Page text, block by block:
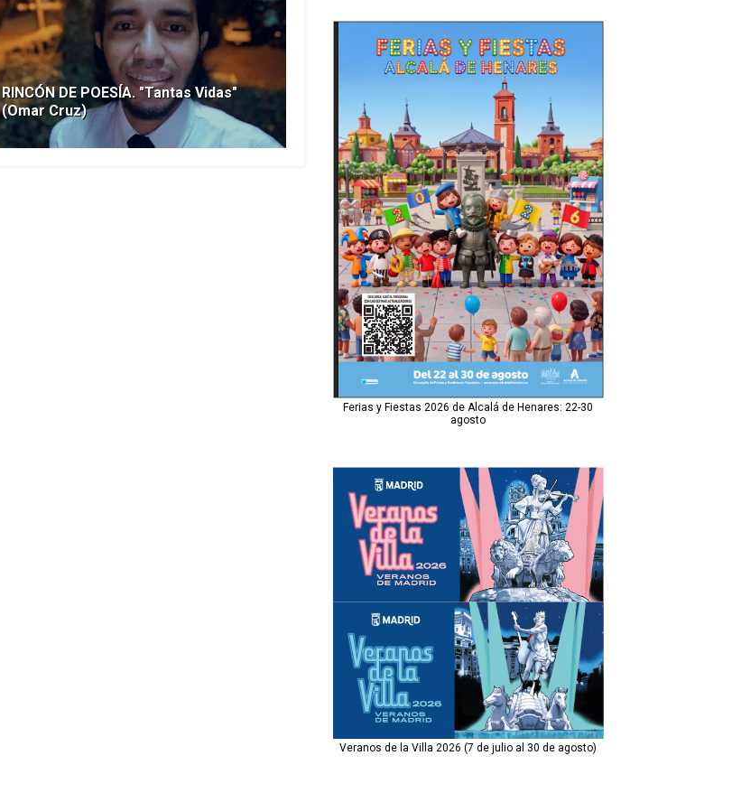
RINCÓN DE POESÍA. "Tantas Vidas"
(Omar Cruz)
Ferias y Fiestas 2026 de Alcalá de Henares: 22-30
agosto
Veranos de la Villa 2026 (7 de julio al 30 de agosto)